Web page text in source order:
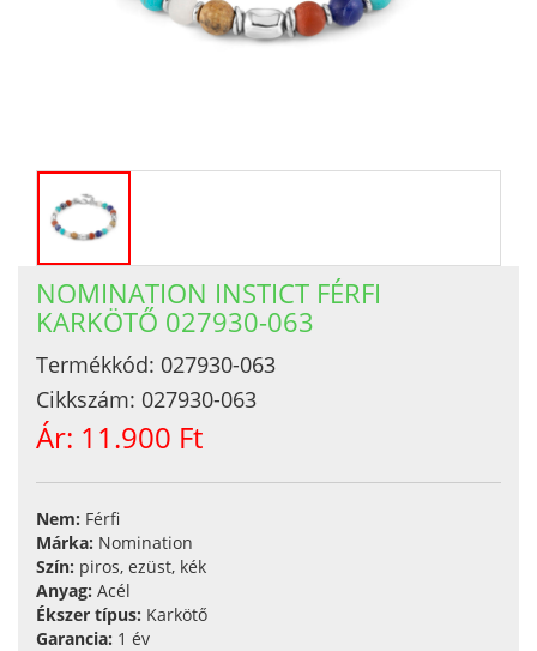
NOMINATION INSTICT FÉRFI
KARKÖTŐ 027930-063
Termékkód: 027930-063
Cikkszám: 027930-063
Ár: 11.900 Ft
Nem: Férfi
Márka: Nomination
Szín: piros, ezüst, kék
Anyag: Acél
Ékszer típus: Karkötő
Garancia: 1 év